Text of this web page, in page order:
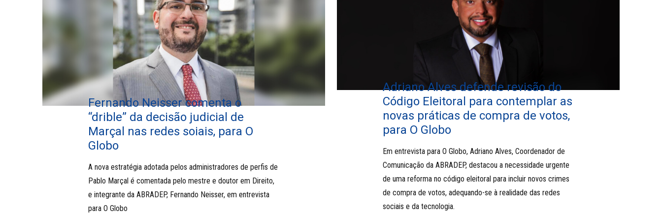
Fernando Neisser comenta o
“drible” da decisão judicial de
Marçal nas redes soiais, para O
Globo
A nova estratégia adotada pelos administradores de perfis de
Pablo Marçal é comentada pelo mestre e doutor em Direito,
e integrante da ABRADEP, Fernando Neisser, em entrevista
para O Globo
Adriano Alves defende revisão do
Código Eleitoral para contemplar as
novas práticas de compra de votos,
para O Globo
Em entrevista para O Globo, Adriano Alves, Coordenador de
Comunicação da ABRADEP, destacou a necessidade urgente
de uma reforma no código eleitoral para incluir novos crimes
de compra de votos, adequando-se à realidade das redes
sociais e da tecnologia.